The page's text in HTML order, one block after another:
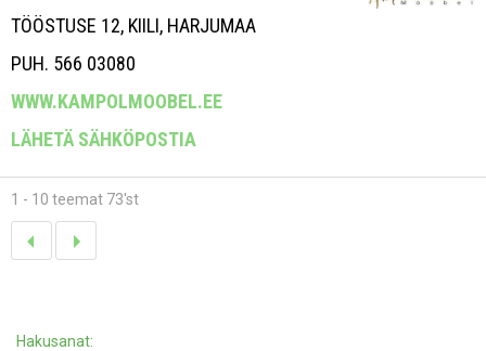
TÖÖSTUSE 12, KIILI, HARJUMAA
PUH. 566 03080
WWW.KAMPOLMOOBEL.EE
LÄHETÄ SÄHKÖPOSTIA
1 - 10 teemat 73'st
Hakusanat: